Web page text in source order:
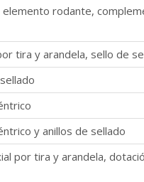
rodante,
tira y arandela, sello de
y anillos de sellado
por tira y arandela,